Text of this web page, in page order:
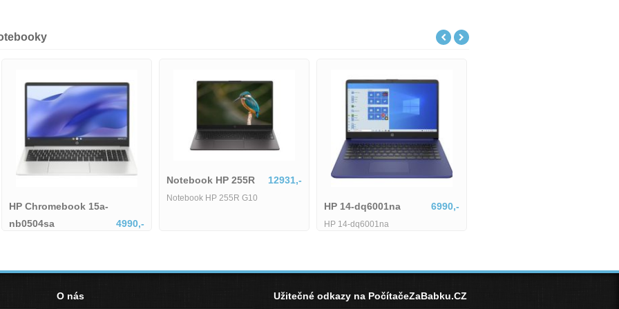
15a-
Notebook HP 255R 12931,-
Notebook HP 255R G10
HP 14-dq6001na 6990,-
HP 14-dq6001na
Lenovo IdeaPad Slim
1745514
O nás Užitečné odkazy na PočítačeZaBabku.CZ